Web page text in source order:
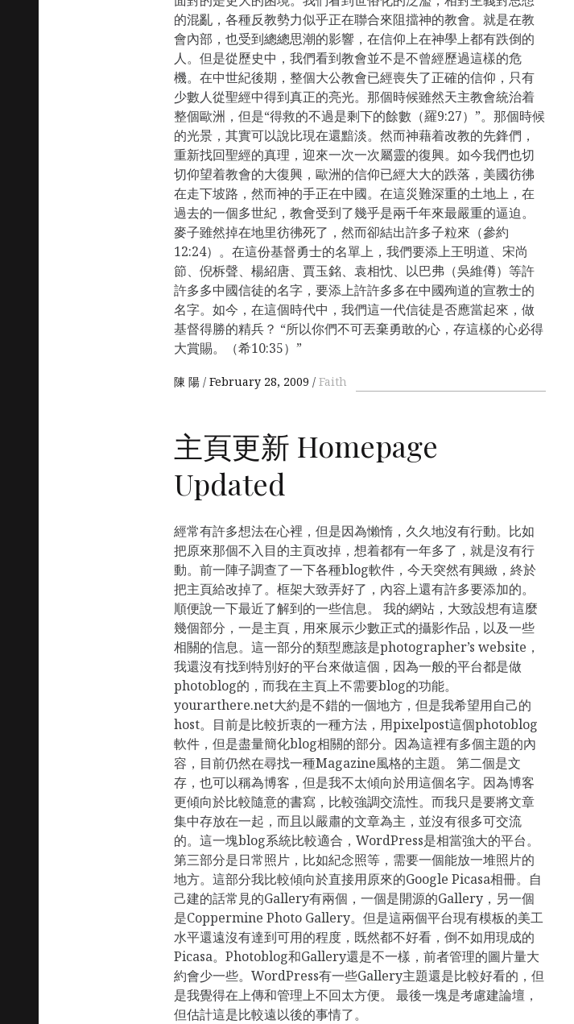
的混亂，各種反教勢力似乎正在聯合來阻擋神的教會。就是在教
會內部，也受到總總思潮的影響，在信仰上在神學上都有跌倒的
人。但是從歷史中，我們看到教會並不是不曾經歷過這樣的危
機。在中世紀後期，整個大公教會已經喪失了正確的信仰，只有
少數人從聖經中得到真正的亮光。那個時候雖然天主教會統治着
整個歐洲，但是“得救的不過是剩下的餘數（羅9:27）”。那個時候
的光景，其實可以說比現在還黯淡。然而神藉着改教的先鋒們，
重新找回聖經的真理，迎來一次一次屬靈的復興。如今我們也切
切仰望着教會的大復興，歐洲的信仰已經大大的跌落，美國彷彿
在走下坡路，然而神的手正在中國。在這災難深重的土地上，在
過去的一個多世紀，教會受到了幾乎是兩千年來最嚴重的逼迫。
麥子雖然掉在地里彷彿死了，然而卻結出許多子粒來（參約
12:24）。在這份基督勇士的名單上，我們要添上王明道、宋尚
節、倪柝聲、楊紹唐、賈玉銘、袁相忱、以巴弗（吳維僔）等許
許多多中國信徒的名字，要添上許許多多在中國殉道的宣教士的
名字。如今，在這個時代中，我們這一代信徒是否應當起來，做
基督得勝的精兵？ “所以你們不可丟棄勇敢的心，存這樣的心必得
大賞賜。（希10:35）”
陳 陽 February 28, 2009 Faith
主頁更新 Homepage
Updated
經常有許多想法在心裡，但是因為懶惰，久久地沒有行動。比如
把原來那個不入目的主頁改掉，想着都有一年多了，就是沒有行
動。前一陣子調查了一下各種blog軟件，今天突然有興緻，終於
把主頁給改掉了。框架大致弄好了，內容上還有許多要添加的。
順便說一下最近了解到的一些信息。 我的網站，大致設想有這麼
幾個部分，一是主頁，用來展示少數正式的攝影作品，以及一些
相關的信息。這一部分的類型應該是photographer’s website，
我還沒有找到特別好的平台來做這個，因為一般的平台都是做
photoblog的，而我在主頁上不需要blog的功能。
yourarthere.net大約是不錯的一個地方，但是我希望用自己的
host。目前是比較折衷的一種方法，用pixelpost這個photoblog
軟件，但是盡量簡化blog相關的部分。因為這裡有多個主題的內
容，目前仍然在尋找一種Magazine風格的主題。 第二個是文
存，也可以稱為博客，但是我不太傾向於用這個名字。因為博客
更傾向於比較隨意的書寫，比較強調交流性。而我只是要將文章
集中存放在一起，而且以嚴肅的文章為主，並沒有很多可交流
的。這一塊blog系統比較適合，WordPress是相當強大的平台。
第三部分是日常照片，比如紀念照等，需要一個能放一堆照片的
地方。這部分我比較傾向於直接用原來的Google Picasa相冊。自
己建的話常見的Gallery有兩個，一個是開源的Gallery，另一個
是Coppermine Photo Gallery。但是這兩個平台現有模板的美工
水平還遠沒有達到可用的程度，既然都不好看，倒不如用現成的
Picasa。Photoblog和Gallery還是不一樣，前者管理的圖片量大
約會少一些。WordPress有一些Gallery主題還是比較好看的，但
是我覺得在上傳和管理上不回太方便。 最後一塊是考慮建論壇，
但估計這是比較遠以後的事情了。